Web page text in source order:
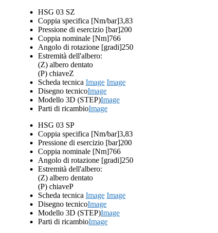
HSG 03 SZ
Coppia specifica [Nm/bar]3,83
Pressione di esercizio [bar]200
Coppia nominale [Nm]766
Angolo di rotazione [gradi]250
Estremità dell'albero:
(Z) albero dentato
(P) chiaveZ
Scheda tecnica Image Image
Disegno tecnicoImage
Modello 3D (STEP)Image
Parti di ricambioImage
HSG 03 SP
Coppia specifica [Nm/bar]3,83
Pressione di esercizio [bar]200
Coppia nominale [Nm]766
Angolo di rotazione [gradi]250
Estremità dell'albero:
(Z) albero dentato
(P) chiaveP
Scheda tecnica Image Image
Disegno tecnicoImage
Modello 3D (STEP)Image
Parti di ricambioImage